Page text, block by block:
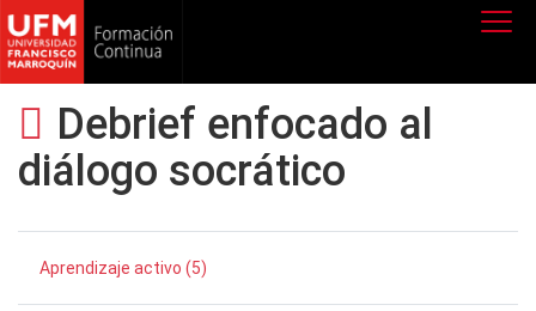
Debrief enfocado al
diálogo socrático
Aprendizaje activo (5)